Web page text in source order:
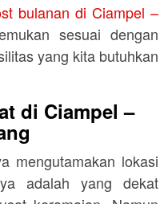
bulanan di Ciampel –
sesuai dengan
yang kita butuhkan
di Ciampel –
mengutamakan lokasi
adalah yang dekat